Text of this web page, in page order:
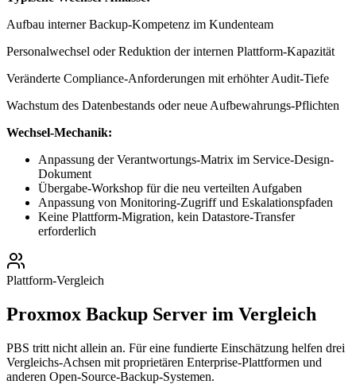
Aufbau interner Backup-Kompetenz im Kundenteam
Personalwechsel oder Reduktion der internen Plattform-Kapazität
Veränderte Compliance-Anforderungen mit erhöhter Audit-Tiefe
Wachstum des Datenbestands oder neue Aufbewahrungs-Pflichten
Wechsel-Mechanik:
Anpassung der Verantwortungs-Matrix im Service-Design-
Dokument
Übergabe-Workshop für die neu verteilten Aufgaben
Anpassung von Monitoring-Zugriff und Eskalationspfaden
Keine Plattform-Migration, kein Datastore-Transfer
erforderlich
Plattform-Vergleich
Proxmox Backup Server im Vergleich
PBS tritt nicht allein an. Für eine fundierte Einschätzung helfen drei
Vergleichs-Achsen mit proprietären Enterprise-Plattformen und
anderen Open-Source-Backup-Systemen.